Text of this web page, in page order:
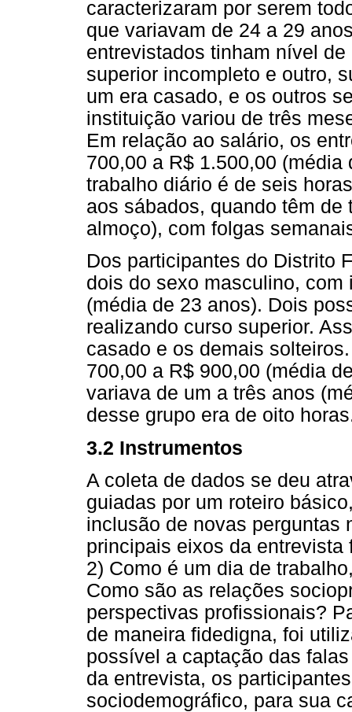
caracterizaram por serem
que variavam de 24 a 29
entrevistados tinham nível
superior incompleto e outro,
um era casado, e os outros
instituição variou de três
Em relação ao salário, os
700,00 a R$ 1.500,00
trabalho diário é de seis
aos sábados, quando têm
almoço), com folgas
Dos participantes do Distrito
dois do sexo masculino,
(média de 23 anos). Dois
realizando curso superior.
casado e os demais
700,00 a R$ 900,00 (média
variava de um a três anos
desse grupo era de oito
3.2 Instrumentos
A coleta de dados se deu
guiadas por um roteiro
inclusão de novas perguntas
principais eixos da
2) Como é um dia de
Como são as relações
perspectivas profissionais?
de maneira fidedigna, foi
possível a captação das
da entrevista, os
sociodemográfico, para sua